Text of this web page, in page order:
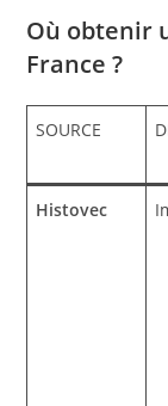
Où obtenir
France ?
SOURCE
Histovec